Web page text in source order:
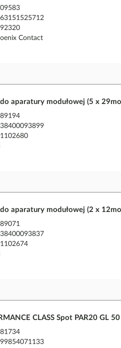
Contact
aparatury modułowej (5 x
aparatury modułowej (2 x
CLASS Spot PAR20